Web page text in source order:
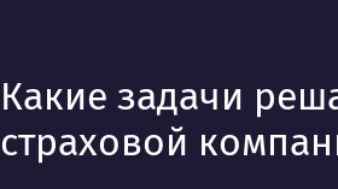
Какие задачи
страховой